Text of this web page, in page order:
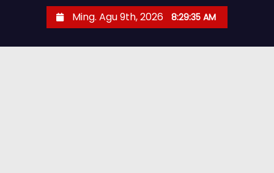
Ming. Agu 9th, 2026 8:29:37 AM